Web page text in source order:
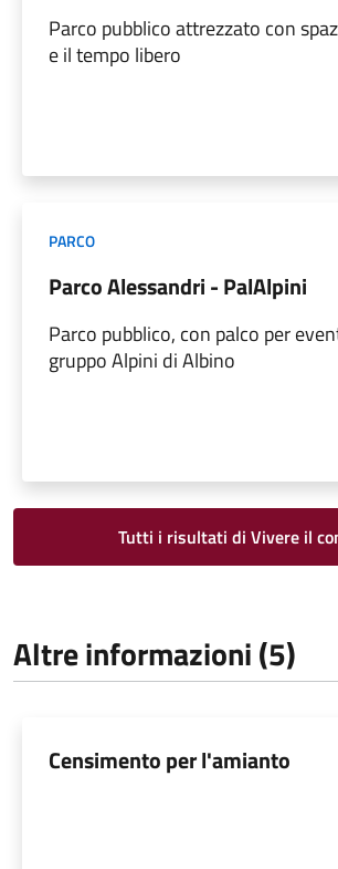
Parco pubblico attrezzato con
e il tempo libero
PARCO
Parco Alessandri - PalAlpini
Parco pubblico, con palco per
gruppo Alpini di Albino
Tutti i risultati di Vivere il
Altre informazioni (5)
Censimento per l'amianto